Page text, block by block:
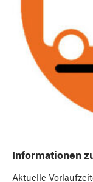
Informationen
Aktuelle